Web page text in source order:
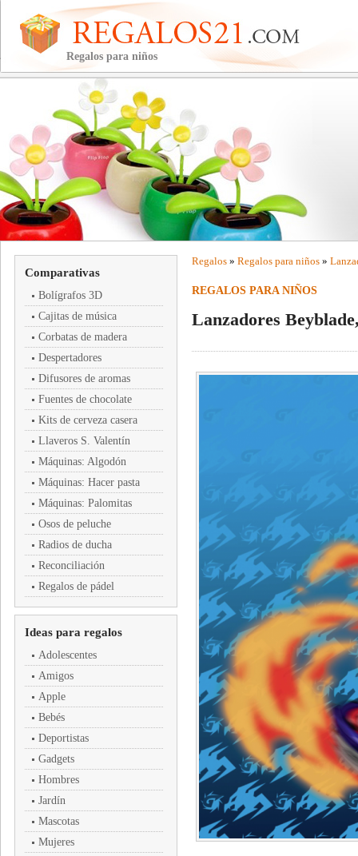
Regalos para niños
Comparativas
Bolígrafos 3D
Cajitas de música
Corbatas de madera
Despertadores
Difusores de aromas
Fuentes de chocolate
Kits de cerveza casera
Llaveros S. Valentín
Máquinas: Algodón
Máquinas: Hacer pasta
Máquinas: Palomitas
Osos de peluche
Radios de ducha
Reconciliación
Regalos de pádel
Ideas para regalos
Adolescentes
Amigos
Apple
Bebés
Deportistas
Gadgets
Hombres
Jardín
Mascotas
Mujeres
Regalos » Regalos para niños »
REGALOS PARA NIÑOS
Lanzadores